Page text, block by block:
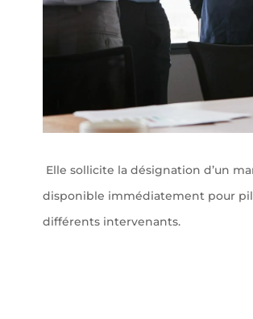
Elle sollicite la désignation d’un
disponible immédiatement pour
différents intervenants.